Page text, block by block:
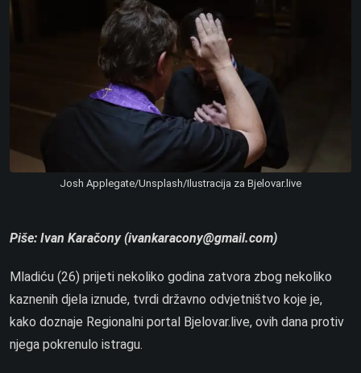
Josh Applegate/Unsplash/Ilustracija za Bjelovar.live
Piše: Ivan Karačony (ivankaracony@gmail.com)
Mladiću (26) prijeti nekoliko godina zatvora zbog nekoliko
kaznenih djela iznude, tvrdi državno odvjetništvo koje je,
kako doznaje Regionalni portal Bjelovar.live, ovih dana protiv
njega pokrenulo istragu.